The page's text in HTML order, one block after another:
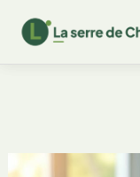
contenu